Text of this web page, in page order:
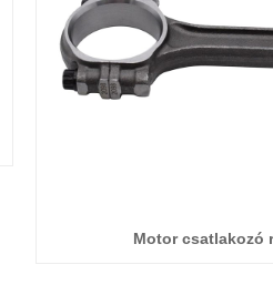
Motor csatlakozó